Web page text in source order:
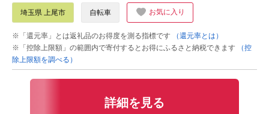
埼玉県 上尾市 自転車 お気に入り
※「還元率」とは返礼品のお得度を測る指標です
（還元率とは）
※「控除上限額」の範囲内で寄付するとお得にふるさと納税できます
（控
除上限額を調べる）
詳細を見る